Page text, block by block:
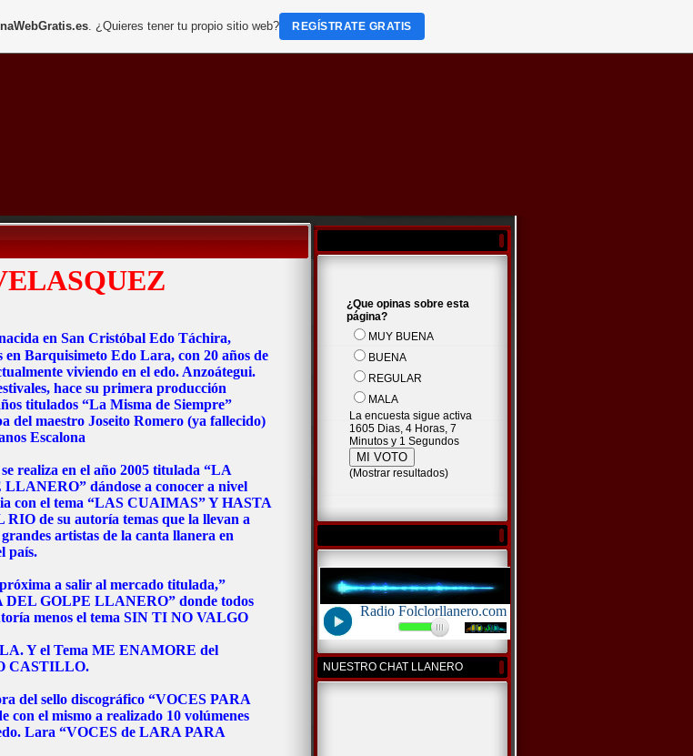
en San Cristóbal Edo Táchira,
en Barquisimeto Edo Lara, con 20 años de
viviendo en el edo. Anzoátegui.
hace su primera producción
titulados “La Misma de Siempre”
del maestro Joseito Romero (ya fallecido)
Escalona
realiza en el año 2005 titulada “LA
dándose a conocer a nivel
con el tema “LAS CUAIMAS” Y HASTA
de su autoría temas que la llevan a
artistas de la canta llanera en
país.
a salir al mercado titulada,”
GOLPE LLANERO” donde todos
menos el tema SIN TI NO VALGO
Y el Tema ME ENAMORE del
CASTILLO.
del sello discográfico “VOCES PARA
el mismo a realizado 10 volúmenes
Lara “VOCES de LARA PARA
¿Que opinas sobre esta
página?
MUY BUENA
BUENA
REGULAR
MALA
La encuesta sigue activa
1605 Dias, 4 Horas, 7
Minutos y 1 Segundos
(Mostrar resultados)
NUESTRO CHAT LLANERO
. ¿Quieres tener tu propio sitio web? REGÍSTRATE GRATIS